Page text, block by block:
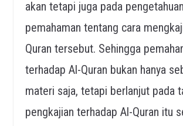
akan tetapi juga pada
pemahaman tentang cara
Quran tersebut. Sehingga
terhadap Al-Quran bukan hanya
materi saja, tetapi berlanjut pada
pengkajian terhadap Al-Quran itu